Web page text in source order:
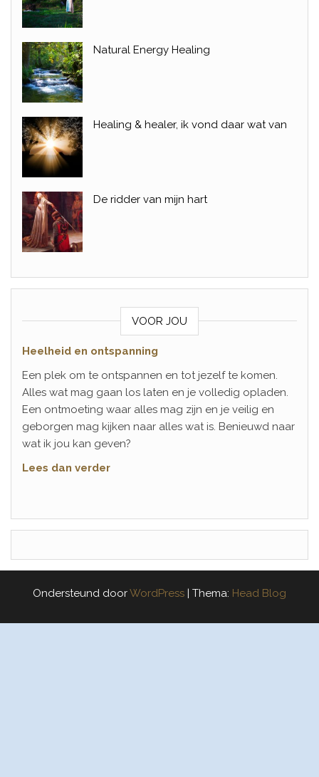
Natural Energy Healing
Healing & healer, ik vond daar wat van
De ridder van mijn hart
VOOR JOU
Heelheid en ontspanning
Een plek om te ontspannen en tot jezelf te komen.
Alles wat mag gaan los laten en je volledig opladen.
Een ontmoeting waar alles mag zijn en je veilig en
geborgen mag kijken naar alles wat is. Benieuwd naar
wat ik jou kan geven?
Lees dan verder
Ondersteund doorWordPress | Thema: Head Blog